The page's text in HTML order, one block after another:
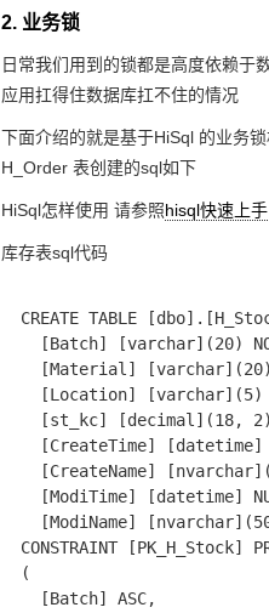
2. 业务锁
日常我们用到的锁都是高度依赖于
应用扛得住数据库扛不住的情况
下面介绍的就是基于HiSql 的业务
H_Order 表创建的sql如下
HiSql怎样使用 请参照hisql快速上手
库存表sql代码
CREATE TABLE
[Batch] [varchar](20)
[Material]
[Location] [varchar](5)
[st_kc] [decimal](18,
[CreateTime] [datetime]
[CreateName]
[ModiTime] [datetime]
[ModiName]
CONSTRAINT [PK_H_Stock]
  (
    [Batch] ASC,